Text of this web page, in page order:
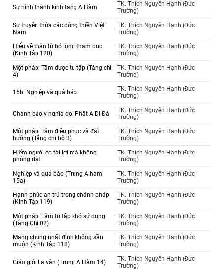
Sự hình thành kinh tạng A Hàm
TK. Thích Nguyên Hạnh (Đức
Trường)
Sự truyền thừa các dòng thiền Việt
Nam
TK. Thích Nguyên Hạnh (Đức
Trường)
Hiểu về thân từ bỏ lòng tham dục
(Kinh Tập 120)
TK. Thích Nguyên Hạnh (Đức
Trường)
Một pháp: Tâm được tu tập (Tăng chi
4)
TK. Thích Nguyên Hạnh (Đức
Trường)
15b. Nghiệp và quả báo
TK. Thích Nguyên Hạnh (Đức
Trường)
Chánh báo y nghĩa gọi Phật A Di Đà
TK. Thích Nguyên Hạnh (Đức
Trường)
Một pháp: Tâm điều phục và đặt
hướng (Tăng chi bộ 3)
TK. Thích Nguyên Hạnh (Đức
Trường)
Hiếm người có tài lợi mà không
phóng dật
TK. Thích Nguyên Hạnh (Đức
Trường)
Nghiệp và quả báo (Trung A hàm
15a)
TK. Thích Nguyên Hạnh (Đức
Trường)
Hạnh phúc an trú trong chánh pháp
(Kinh Tập 119)
TK. Thích Nguyên Hạnh (Đức
Trường)
Một pháp: Tâm tu tập khó sử dụng
(Tăng Chi 02)
TK. Thích Nguyên Hạnh (Đức
Trường)
Mạng chung nhất định không sầu
muộn (Kinh Tập 118)
TK. Thích Nguyên Hạnh (Đức
Trường)
Giáo giới La vân (Trung A Hàm 14)
TK. Thích Nguyên Hạnh (Đức
Trường)